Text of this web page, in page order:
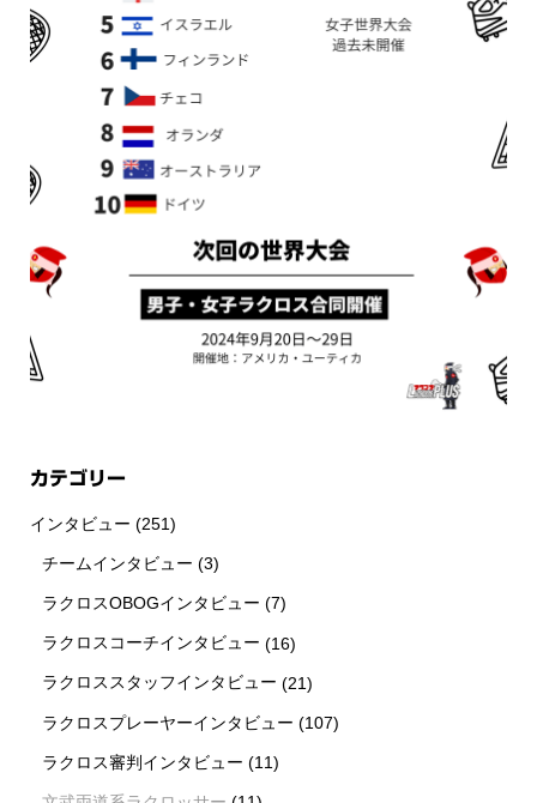
カテゴリー
インタビュー (251)
チームインタビュー (3)
ラクロスOBOGインタビュー (7)
ラクロスコーチインタビュー (16)
ラクロススタッフインタビュー (21)
ラクロスプレーヤーインタビュー (107)
ラクロス審判インタビュー (11)